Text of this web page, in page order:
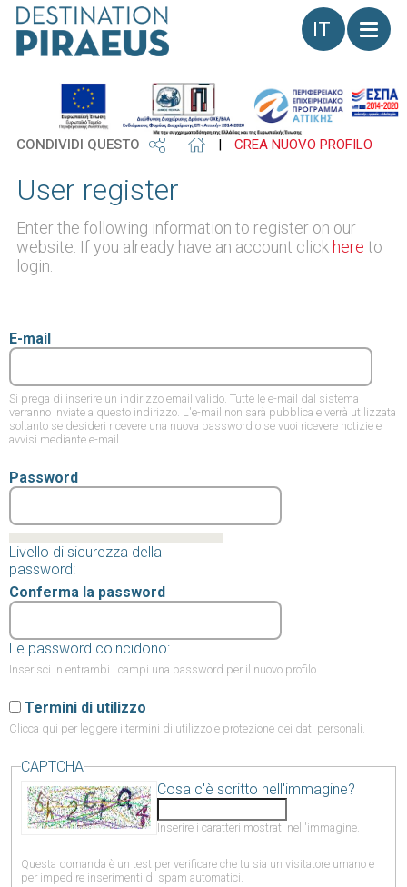
Lingua
CONDIVIDI QUESTO | CREA NUOVO PROFILO
User register
Enter the following information to register on our
website. If you already have an account click here to
login.
E-mail
Si prega di inserire un indirizzo email valido. Tutte le e-mail dal sistema
verranno inviate a questo indirizzo. L'e-mail non sarà pubblica e verrà utilizzata
soltanto se desideri ricevere una nuova password o se vuoi ricevere notizie e
avvisi mediante e-mail.
Password
Livello di sicurezza della
password:
Conferma la password
Le password coincidono:
Inserisci in entrambi i campi una password per il nuovo profilo.
Termini di utilizzo
Clicca qui per leggere i termini di utilizzo e protezione dei dati personali.
CAPTCHA
Cosa c'è scritto nell'immagine?
Inserire i caratteri mostrati nell'immagine.
Questa domanda è un test per verificare che tu sia un visitatore umano e
per impedire inserimenti di spam automatici.